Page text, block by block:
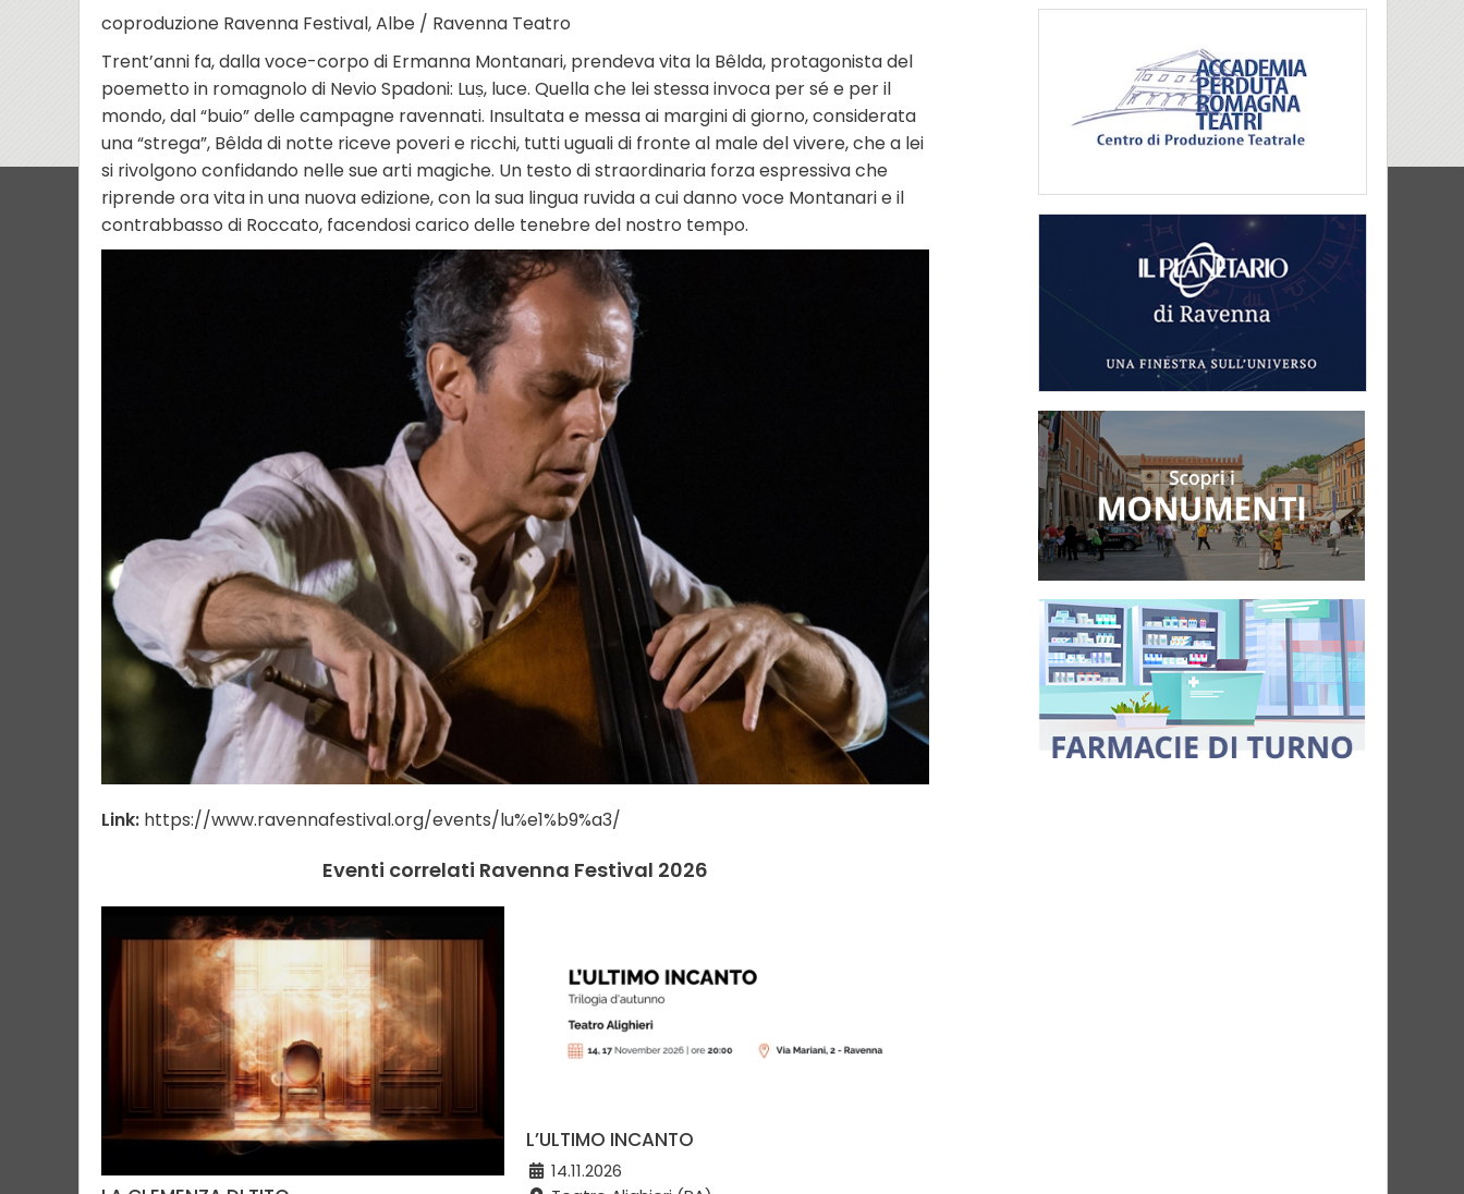
coproduzione Ravenna Festival, Albe / Ravenna Teatro
Trent’anni fa, dalla voce-corpo di Ermanna Montanari, prendeva vita la Bêlda, protagonista del
poemetto in romagnolo di Nevio Spadoni: Luṣ, luce. Quella che lei stessa invoca per sé e per il
mondo, dal “buio” delle campagne ravennati. Insultata e messa ai margini di giorno, considerata
una “strega”, Bêlda di notte riceve poveri e ricchi, tutti uguali di fronte al male del vivere, che a lei
si rivolgono confidando nelle sue arti magiche. Un testo di straordinaria forza espressiva che
riprende ora vita in una nuova edizione, con la sua lingua ruvida a cui danno voce Montanari e il
contrabbasso di Roccato, facendosi carico delle tenebre del nostro tempo.
Link: https://www.ravennafestival.org/events/lu%e1%b9%a3/
Eventi correlati Ravenna Festival 2026
L’ULTIMO INCANTO
14.11.2026